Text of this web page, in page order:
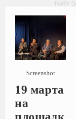
Screenshot
19 марта
на